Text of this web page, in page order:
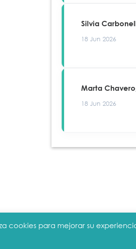
Silvia
18 Jun 2026
Marta
18 Jun 2026
cookies para mejorar su